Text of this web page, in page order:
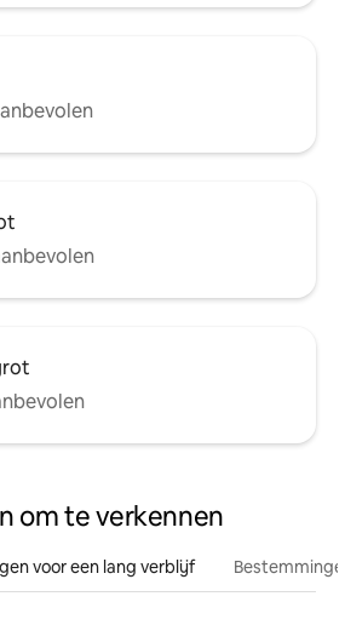
om te verkennen
voor een lang verblijf